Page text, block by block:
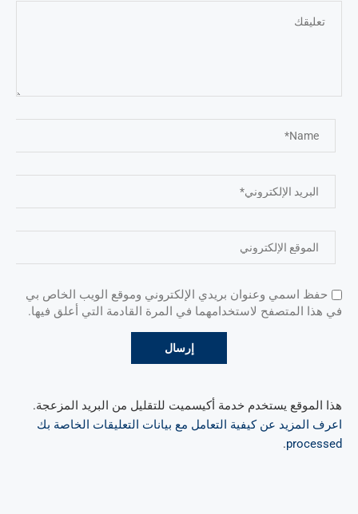
حفظ اسمي وعنوان بريدي الإلكتروني وموقع الويب الخاص بي
في هذا المتصفح لاستخدامهما في المرة القادمة التي أعلق فيها.
هذا الموقع يستخدم خدمة أكيسميت للتقليل من البريد المزعجة.
اعرف المزيد عن كيفية التعامل مع بيانات التعليقات الخاصة بك
processed
.